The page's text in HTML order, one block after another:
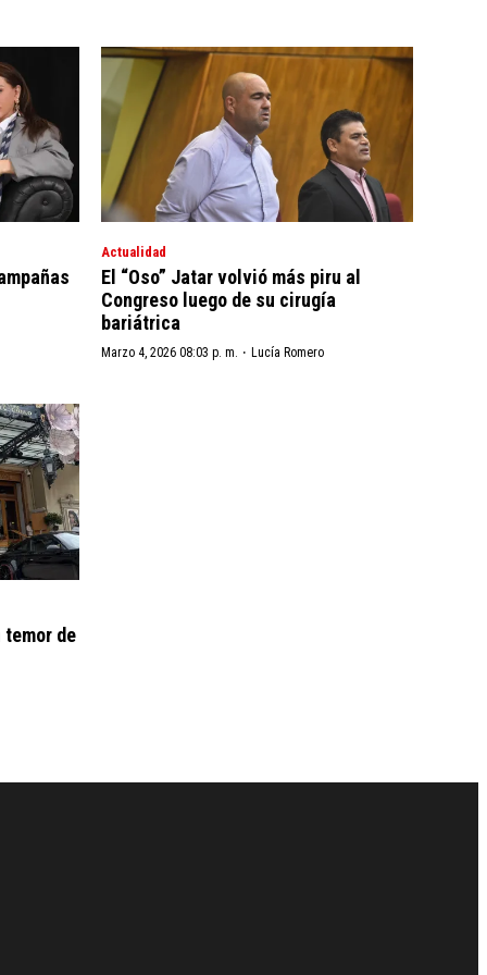
Actualidad
El “Oso” Jatar volvió más piru al
Congreso luego de su cirugía
bariátrica
Marzo 4, 2026 08:03 p. m. · Lucía Romero
temor de